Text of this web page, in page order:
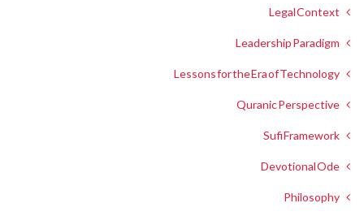
Legal Context
Leadership Paradigm
Lessons for the Era of Technology
Quranic Perspective
Sufi Framework
Devotional Ode
Philosophy